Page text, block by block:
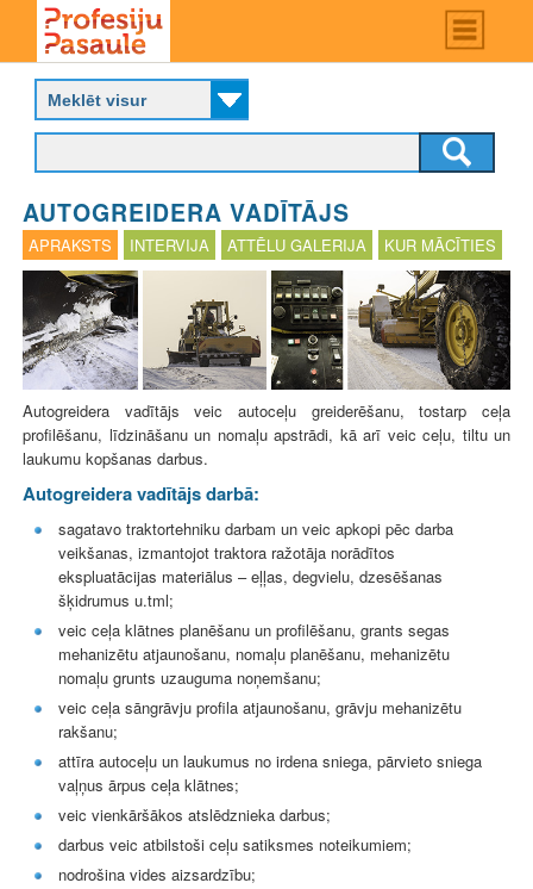
main
content
Main
menu
P
o
f
e
i
j
u
p
a
s
a
u
l
e
AUTOGREIDERA VADĪTĀJS
APRAKSTS INTERVIJA ATTĒLU GALERIJA KUR MĀCĪTIES
Autogreidera vadītājs veic autoceļu greiderēšanu, tostarp ceļa
profilēšanu, līdzināšanu un nomaļu apstrādi, kā arī veic ceļu, tiltu un
laukumu kopšanas darbus.
Autogreidera vadītājs darbā:
sagatavo traktortehniku darbam un veic apkopi pēc darba
veikšanas, izmantojot traktora ražotāja norādītos
ekspluatācijas materiālus – eļļas, degvielu, dzesēšanas
šķidrumus u.tml;
veic ceļa klātnes planēšanu un profilēšanu, grants segas
mehanizētu atjaunošanu, nomaļu planēšanu, mehanizētu
nomaļu grunts uzauguma noņemšanu;
veic ceļa sāngrāvju profila atjaunošanu, grāvju mehanizētu
rakšanu;
attīra autoceļu un laukumus no irdena sniega, pārvieto sniega
vaļņus ārpus ceļa klātnes;
veic vienkāršākos atslēdznieka darbus;
darbus veic atbilstoši ceļu satiksmes noteikumiem;
nodrošina vides aizsardzību;